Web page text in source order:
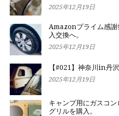
2025年12月19日
Amazonプライム感謝
入交換へ。
2025年12月19日
【#021】神奈川in丹
2025年12月19日
キャンプ用にガスコ
グリルを購入。